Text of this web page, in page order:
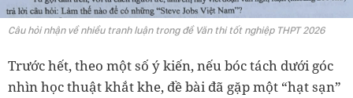
Câu hỏi nhận về nhiều tranh luận trong đề Văn thi tốt nghiệp THPT 2026
Trước hết, theo một số ý kiến, nếu bóc tách dưới góc
nhìn học thuật khắt khe, đề bài đã gặp một “hạt sạn”